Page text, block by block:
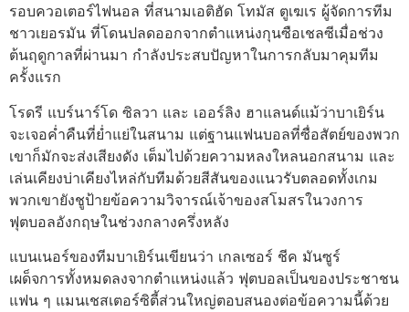
รอบควอเตอร์ไฟนอล ที่สนามเอติฮัด โทมัส ตูเฆเร ผู้จัดการทีม
ชาวเยอรมัน ที่โดนปลดออกจากตำแหน่งกุนซือเชลซีเมื่อช่วง
ต้นฤดูกาลที่ผ่านมา กำลังประสบปัญหาในการกลับมาคุมทีม
ครั้งแรก
โรดรี แบร์นาร์โด ซิลวา และ เออร์ลิง ฮาแลนด์แม้ว่าบาเยิร์น
จะเจอค่ำคืนที่ย่ำแย่ในสนาม แต่ฐานแฟนบอลที่ซื่อสัตย์ของพวก
เขาก็มักจะส่งเสียงดัง เต็มไปด้วยความหลงใหลนอกสนาม และ
เล่นเคียงบ่าเคียงไหล่กับทีมด้วยสีสันของแนวรับตลอดทั้งเกม
พวกเขายังชูป้ายข้อความวิจารณ์เจ้าของสโมสรในวงการ
ฟุตบอลอังกฤษในช่วงกลางครึ่งหลัง
แบนเนอร์ของทีมบาเยิร์นเขียนว่า เกลเซอร์ ชีค มันซูร์
เผด็จการทั้งหมดลงจากตําแหน่งแล้ว ฟุตบอลเป็นของประชาชน
แฟน ๆ แมนเชสเตอร์ซิตี้ส่วนใหญ่ตอบสนองต่อข้อความนี้ด้วย